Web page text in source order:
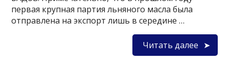
первая крупная партия льняного масла была
отправлена на экспорт лишь в середине …
Читать далее